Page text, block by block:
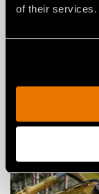
of their services.
Broyage de